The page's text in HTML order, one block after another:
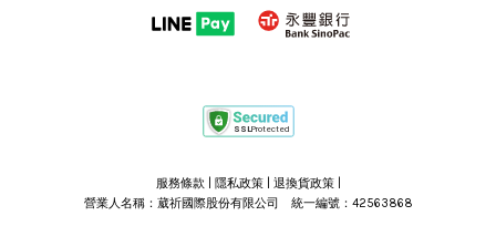
服務條款 隱私政策| 退換貨政策|
營業人名稱：葳祈國際股份有限公司 統一編號：42563868